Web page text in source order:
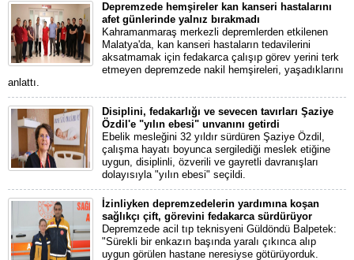
Depremzede hemşireler kan kanseri hastalarını
afet günlerinde yalnız bırakmadı
Kahramanmaraş merkezli depremlerden etkilenen
Malatya'da, kan kanseri hastaların tedavilerini
aksatmamak için fedakarca çalışıp görev yerini terk
etmeyen depremzede nakil hemşireleri, yaşadıklarını
anlattı.
Disiplini, fedakarlığı ve sevecen tavırları Şaziye
Özdil'e "yılın ebesi" unvanını getirdi
Ebelik mesleğini 32 yıldır sürdüren Şaziye Özdil,
çalışma hayatı boyunca sergilediği meslek etiğine
uygun, disiplinli, özverili ve gayretli davranışları
dolayısıyla "yılın ebesi" seçildi.
İzinliyken depremzedelerin yardımına koşan
sağlıkçı çift, görevini fedakarca sürdürüyor
Depremzede acil tıp teknisyeni Güldöndü Balpetek:
"Sürekli bir enkazın başında yaralı çıkınca alıp
uygun görülen hastane neresiyse götürüyorduk.